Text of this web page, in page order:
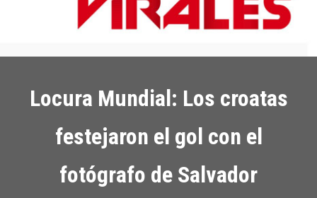
Locura Mundial: Los croatas
festejaron el gol con el
fotógrafo de Salvador